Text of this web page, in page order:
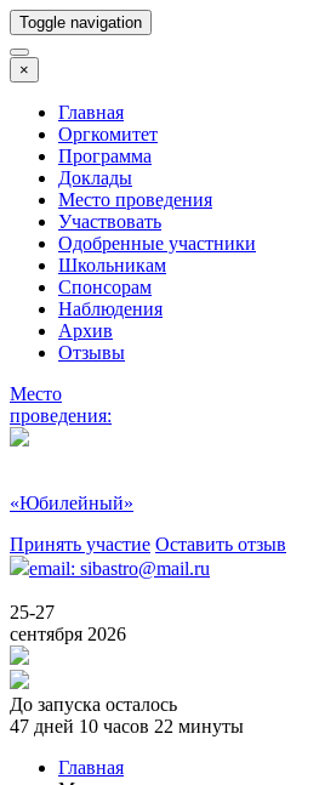
Toggle navigation
×
Главная
Оргкомитет
Программа
Доклады
Место проведения
Участвовать
Одобренные участники
Школьникам
Спонсорам
Наблюдения
Архив
Отзывы
Место
проведения:
«Юбилейный»
Принять участие Оставить отзыв
email: sibastro@mail.ru
25-27
сентября 2026
До запуска осталось
47 дней 10 часов 22 минуты
Главная